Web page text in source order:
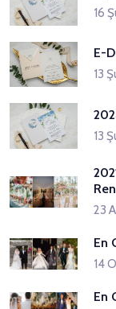
16
E-
13
13
23
En
14
En